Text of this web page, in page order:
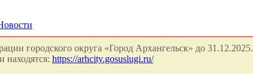
городского округа «Город Архангельск» до 31.12.2025.
находятся: https://arhcity.gosuslugi.ru/